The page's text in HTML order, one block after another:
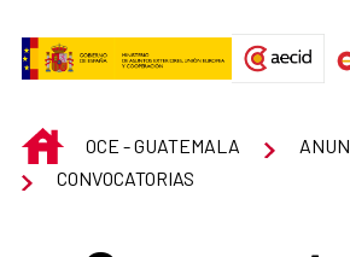
INICIOOCE - GUATEMALA
CONVOCATORIAS